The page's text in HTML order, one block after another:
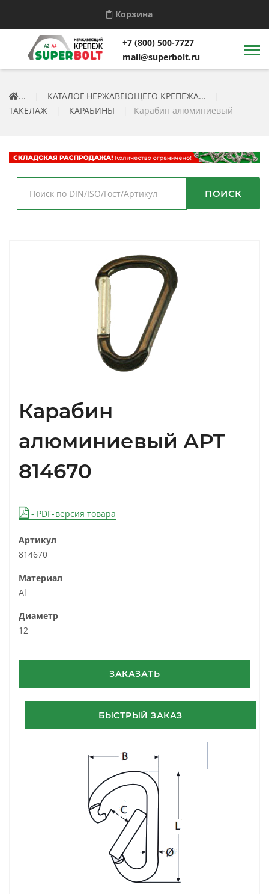
Корзина
+7 (800) 500-7727
mail@superbolt.ru
... КАТАЛОГ НЕРЖАВЕЮЩЕГО КРЕПЕЖА...
ТАКЕЛАЖ
КАРАБИНЫ Карабин алюминиевый
ПОИСК
Карабин
алюминиевый АРТ
814670
- PDF-версия товара
Артикул
814670
Материал
Al
Диаметр
12
ЗАКАЗАТЬ
БЫСТРЫЙ ЗАКАЗ